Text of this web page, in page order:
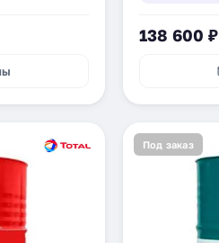
138 600 ₽
Под заказ